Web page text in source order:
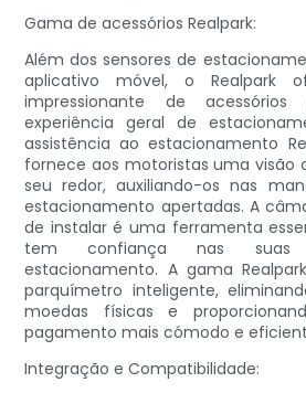
Gama de acessórios Realpark:
Além dos sensores de
aplicativo móvel, o Realpark
impressionante de
experiência geral de
assistência ao estacionamento
fornece aos motoristas uma visão
seu redor, auxiliando-os nas
estacionamento apertadas. A
de instalar é uma ferramenta
tem confiança nas suas
estacionamento. A gama
parquímetro inteligente,
moedas físicas e
pagamento mais cómodo e
Integração e Compatibilidade: